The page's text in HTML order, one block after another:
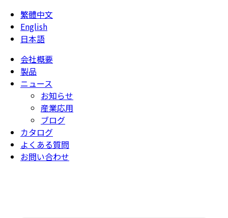
繁體中文
English
日本語
会社概要
製品
ニュース
お知らせ
産業応用
ブログ
カタログ
よくある質問
お問い合わせ